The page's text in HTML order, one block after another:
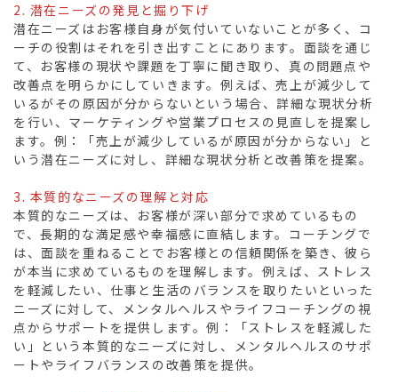
2. 潜在ニーズの発見と掘り下げ
潜在ニーズはお客様自身が気付いていないことが多く、コ
ーチの役割はそれを引き出すことにあります。面談を通じ
て、お客様の現状や課題を丁寧に聞き取り、真の問題点や
改善点を明らかにしていきます。例えば、売上が減少して
いるがその原因が分からないという場合、詳細な現状分析
を行い、マーケティングや営業プロセスの見直しを提案し
ます。例：「売上が減少しているが原因が分からない」と
いう潜在ニーズに対し、詳細な現状分析と改善策を提案。
3. 本質的なニーズの理解と対応
本質的なニーズは、お客様が深い部分で求めているもの
で、長期的な満足感や幸福感に直結します。コーチングで
は、面談を重ねることでお客様との信頼関係を築き、彼ら
が本当に求めているものを理解します。例えば、ストレス
を軽減したい、仕事と生活のバランスを取りたいといった
ニーズに対して、メンタルヘルスやライフコーチングの視
点からサポートを提供します。例：「ストレスを軽減した
い」という本質的なニーズに対し、メンタルヘルスのサポ
ートやライフバランスの改善策を提供。